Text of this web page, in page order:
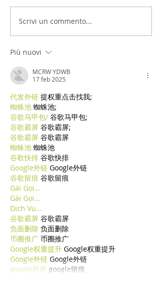
Scrivi un commento...
Più nuovi
MCRW YDWB
17 feb 2025
代发外链 提权重点击找我;
蜘蛛池 蜘蛛池;
谷歌马甲包/ 谷歌马甲包;
谷歌霸屏 谷歌霸屏;
谷歌霸屏 谷歌霸屏
蜘蛛池 蜘蛛池
谷歌快排 谷歌快排
Google外链 Google外链
谷歌留痕 谷歌留痕
Gái Gọi…
Gái Gọi…
Dịch Vụ…
谷歌霸屏 谷歌霸屏
负面删除 负面删除
币圈推广 币圈推广
Google权重提升 Google权重提升
Google外链 Google外链
google留痕 google留痕